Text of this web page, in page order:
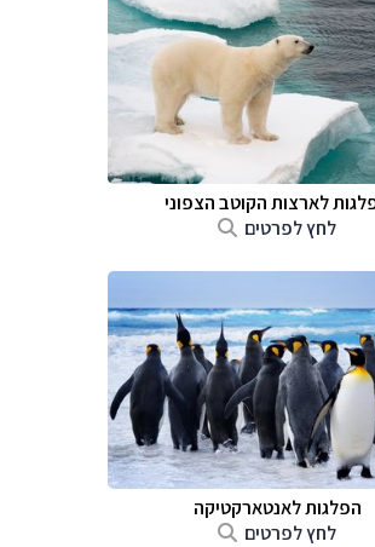
לארצות הקוטב הצפוני
לחץ לפרטים
הפלגות לאנטארקטיקה
לחץ לפרטים